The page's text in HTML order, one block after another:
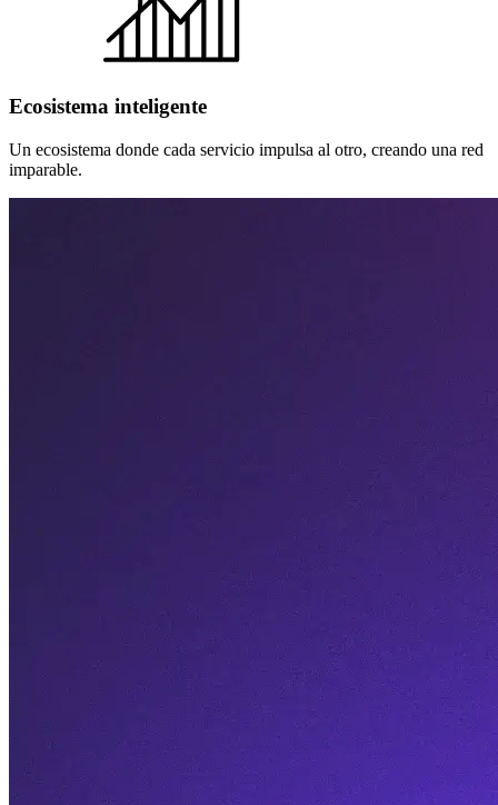
Ecosistema inteligente
Un ecosistema donde cada servicio impulsa al otro, creando una red
imparable.